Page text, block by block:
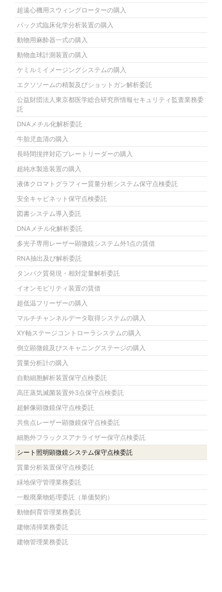
超遠心機用スウィングローターの購入
パック式臨床化学分析装置の購入
動物用麻酔器一式の購入
動物血球計測装置の購入
ケミルミイメージングシステムの購入
エクソソームの精製及びショットガン解析委託
公益財団法人東京都医学総合研究所情報セキュリティ監査業務委
託
DNAメチル化解析委託
牛胎児血清の購入
長時間撹拌対応プレートリーダーの購入
超純水製造装置の購入
液体クロマトグラフィー質量分析システム保守点検委託
安全キャビネット保守点検委託
図書システム導入委託
DNAメチル化解析委託
多光子専用レーザー顕微鏡システム外1点の賃借
RNA抽出及び解析委託
タンパク質発現・相対定量解析委託
イオンモビリティ装置の賃借
超低温フリーザーの購入
マルチチャンネルデータ取得システムの購入
XY軸ステージコントローラシステムの購入
倒立顕微鏡及びスキャニングステージの購入
質量分析計の購入
自動細胞解析装置保守点検委託
高圧蒸気滅菌装置外3点保守点検委託
超解像顕微鏡保守点検委託
共焦点レーザー顕微鏡保守点検委託
細胞外フラックスアナライザー保守点検委託
シート照明顕微鏡システム保守点検委託
質量分析装置保守点検委託
緑地保守管理業務委託
一般廃棄物処理委託（単価契約）
動物飼育管理業務委託
建物清掃業務委託
建物管理業務委託